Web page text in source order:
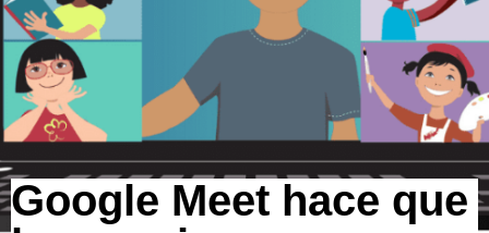
Google Meet hace que